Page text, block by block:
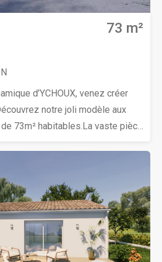
73 m²
d’YCHOUX, venez créer
notre joli modèle aux
73m² habitables.La vaste pièce
d’une maison tout confort
et ses nombreuses
: le soleil couchant sur la canopée
environnement agréable à
de l’océan et à moins de 10
Bordeaux-Bayonne).Avec plus
IGC vous accompagne pour